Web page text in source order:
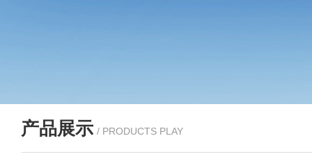
产品展示 / PRODUCTS PLAY